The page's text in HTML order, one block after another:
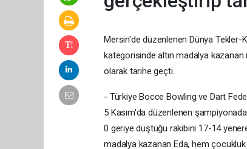
Mersin'de düzenlenen Dünya Tekler-
kategorisinde altın madalya kazanan
olarak tarihe geçti.
- Türkiye Bocce Bowling ve Dart
5 Kasım'da düzenlenen
0 geriye düştüğü rakibini 17-14
madalya kazanan Eda, hem